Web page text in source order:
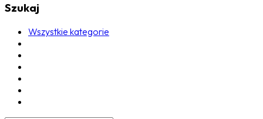
Szukaj
Wszystkie kategorie